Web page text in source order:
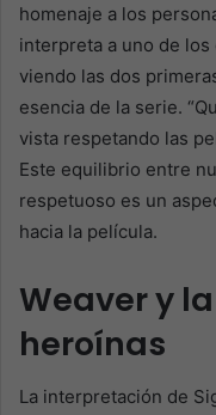
homenaje a los
interpreta a uno de los
viendo las dos
esencia de la serie.
vista respetando las
Este equilibrio entre
respetuoso es un
hacia la película.
Weaver y
heroínas
La interpretación de